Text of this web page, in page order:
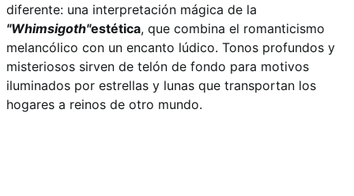
diferente: una interpretación mágica de la
"Whimsigoth"estética, que combina el romanticismo
melancólico con un encanto lúdico. Tonos profundos y
misteriosos sirven de telón de fondo para motivos
iluminados por estrellas y lunas que transportan los
hogares a reinos de otro mundo.